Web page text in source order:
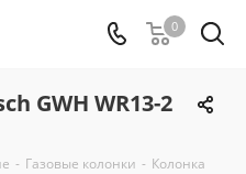
0
GWH WR13-2
- Газовые колонки - Колонка